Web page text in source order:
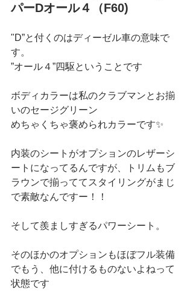
パーDオール４（F60)
"D”と付くのはディーゼル車の意味で
す。
”オール４”四駆ということです
ボディカラーは私のクラブマンとお揃
いのセージグリーン
めちゃくちゃ褒められカラーです✨
内装のシートがオプションのレザーシ
ートになってるんですが、トリムもブ
ラウンで揃っててスタイリングがまじ
で素敵なんですー！！
そして羨ましすぎるパワーシート。
そのほかのオプションもほぼフル装備
でもう、他に付けるものないよねって
状態です